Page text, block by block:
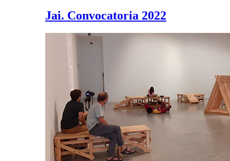
Jai. Convocatoria 2022